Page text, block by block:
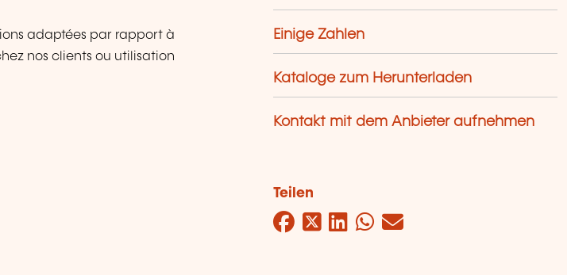
adaptées par rapport à
nos clients ou utilisation
Einige Zahlen
Kataloge zum Herunterladen
Kontakt mit dem Anbieter aufnehmen
Teilen
Facebook
Twitter
LinkedIn
WhatsApp
Mail